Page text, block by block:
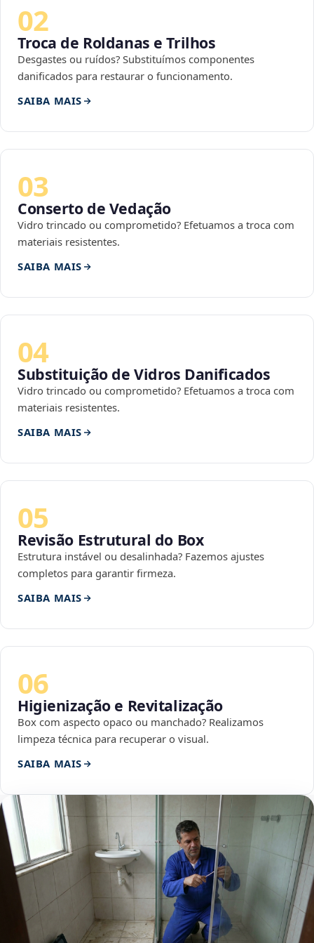
02
Troca de Roldanas e Trilhos
Desgastes ou ruídos? Substituímos componentes
danificados para restaurar o funcionamento.
SAIBA MAIS
03
Conserto de Vedação
Vidro trincado ou comprometido? Efetuamos a troca com
materiais resistentes.
SAIBA MAIS
04
Substituição de Vidros Danificados
Vidro trincado ou comprometido? Efetuamos a troca com
materiais resistentes.
SAIBA MAIS
05
Revisão Estrutural do Box
Estrutura instável ou desalinhada? Fazemos ajustes
completos para garantir firmeza.
SAIBA MAIS
06
Higienização e Revitalização
Box com aspecto opaco ou manchado? Realizamos
limpeza técnica para recuperar o visual.
SAIBA MAIS